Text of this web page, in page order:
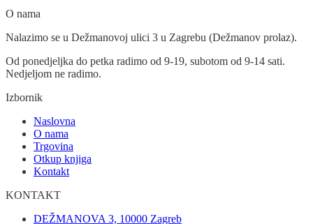
O nama
Nalazimo se u Dežmanovoj ulici 3 u Zagrebu (Dežmanov prolaz).
Od ponedjeljka do petka radimo od 9-19, subotom od 9-14 sati.
Nedjeljom ne radimo.
Izbornik
Naslovna
O nama
Trgovina
Otkup knjiga
Kontakt
KONTAKT
DEŽMANOVA 3, 10000 Zagreb